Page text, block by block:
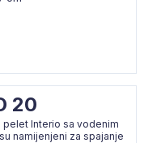
20
pelet Interio sa vodenim
namijenjeni za spajanje